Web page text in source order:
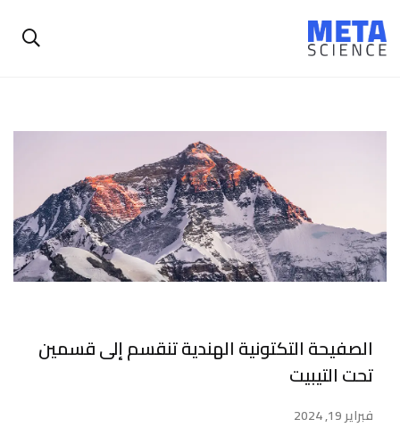
الصفيحة التكتونية الهندية تنقسم إلى قسمين
تحت التيبيت
فبراير 19, 2024